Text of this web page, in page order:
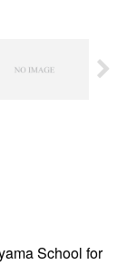
School for